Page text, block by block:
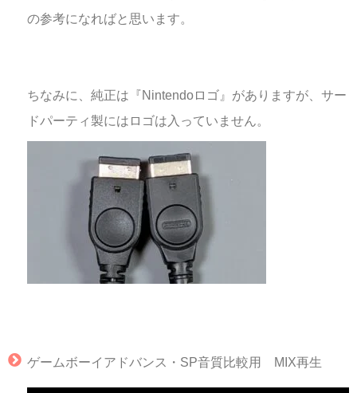
の参考になればと思います。
ちなみに、純正は『Nintendoロゴ』がありますが、サー
ドパーティ製にはロゴは入っていません。
ゲームボーイアドバンス・SP音質比較用 MIX再生